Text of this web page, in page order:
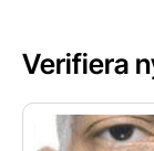
Verifiera